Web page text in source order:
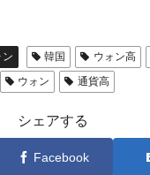
ン 韓国 ウォン高
ウォン 通貨高
シェアする
Facebook